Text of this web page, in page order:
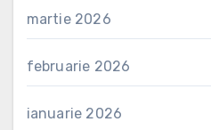
martie 2026
februarie 2026
ianuarie 2026